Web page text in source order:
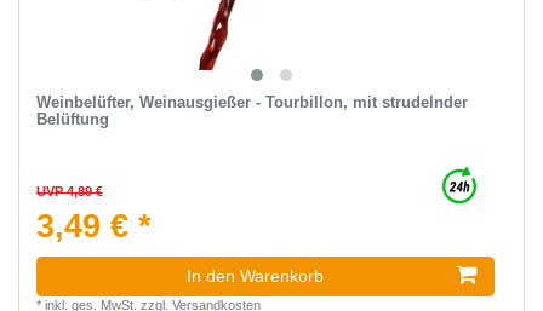
Weinbelüfter, Weinausgießer - Tourbillon, mit strudelnder
Belüftung
UVP 4,89 €
3,49 € *
In den Warenkorb
* inkl. ges. MwSt. zzgl. Versandkosten